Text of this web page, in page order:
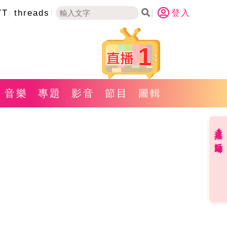
threads 登入
1
音樂 專題 影音 節目 圖輯
直播✦活動